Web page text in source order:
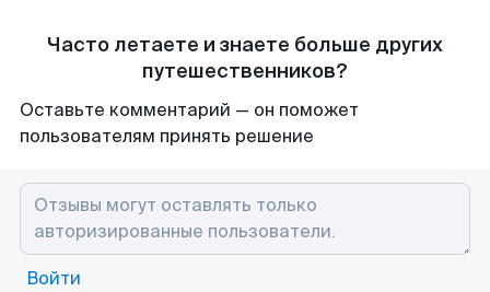
Часто летаете и знаете больше других
путешественников?
Оставьте комментарий — он поможет
пользователям принять решение
Войти